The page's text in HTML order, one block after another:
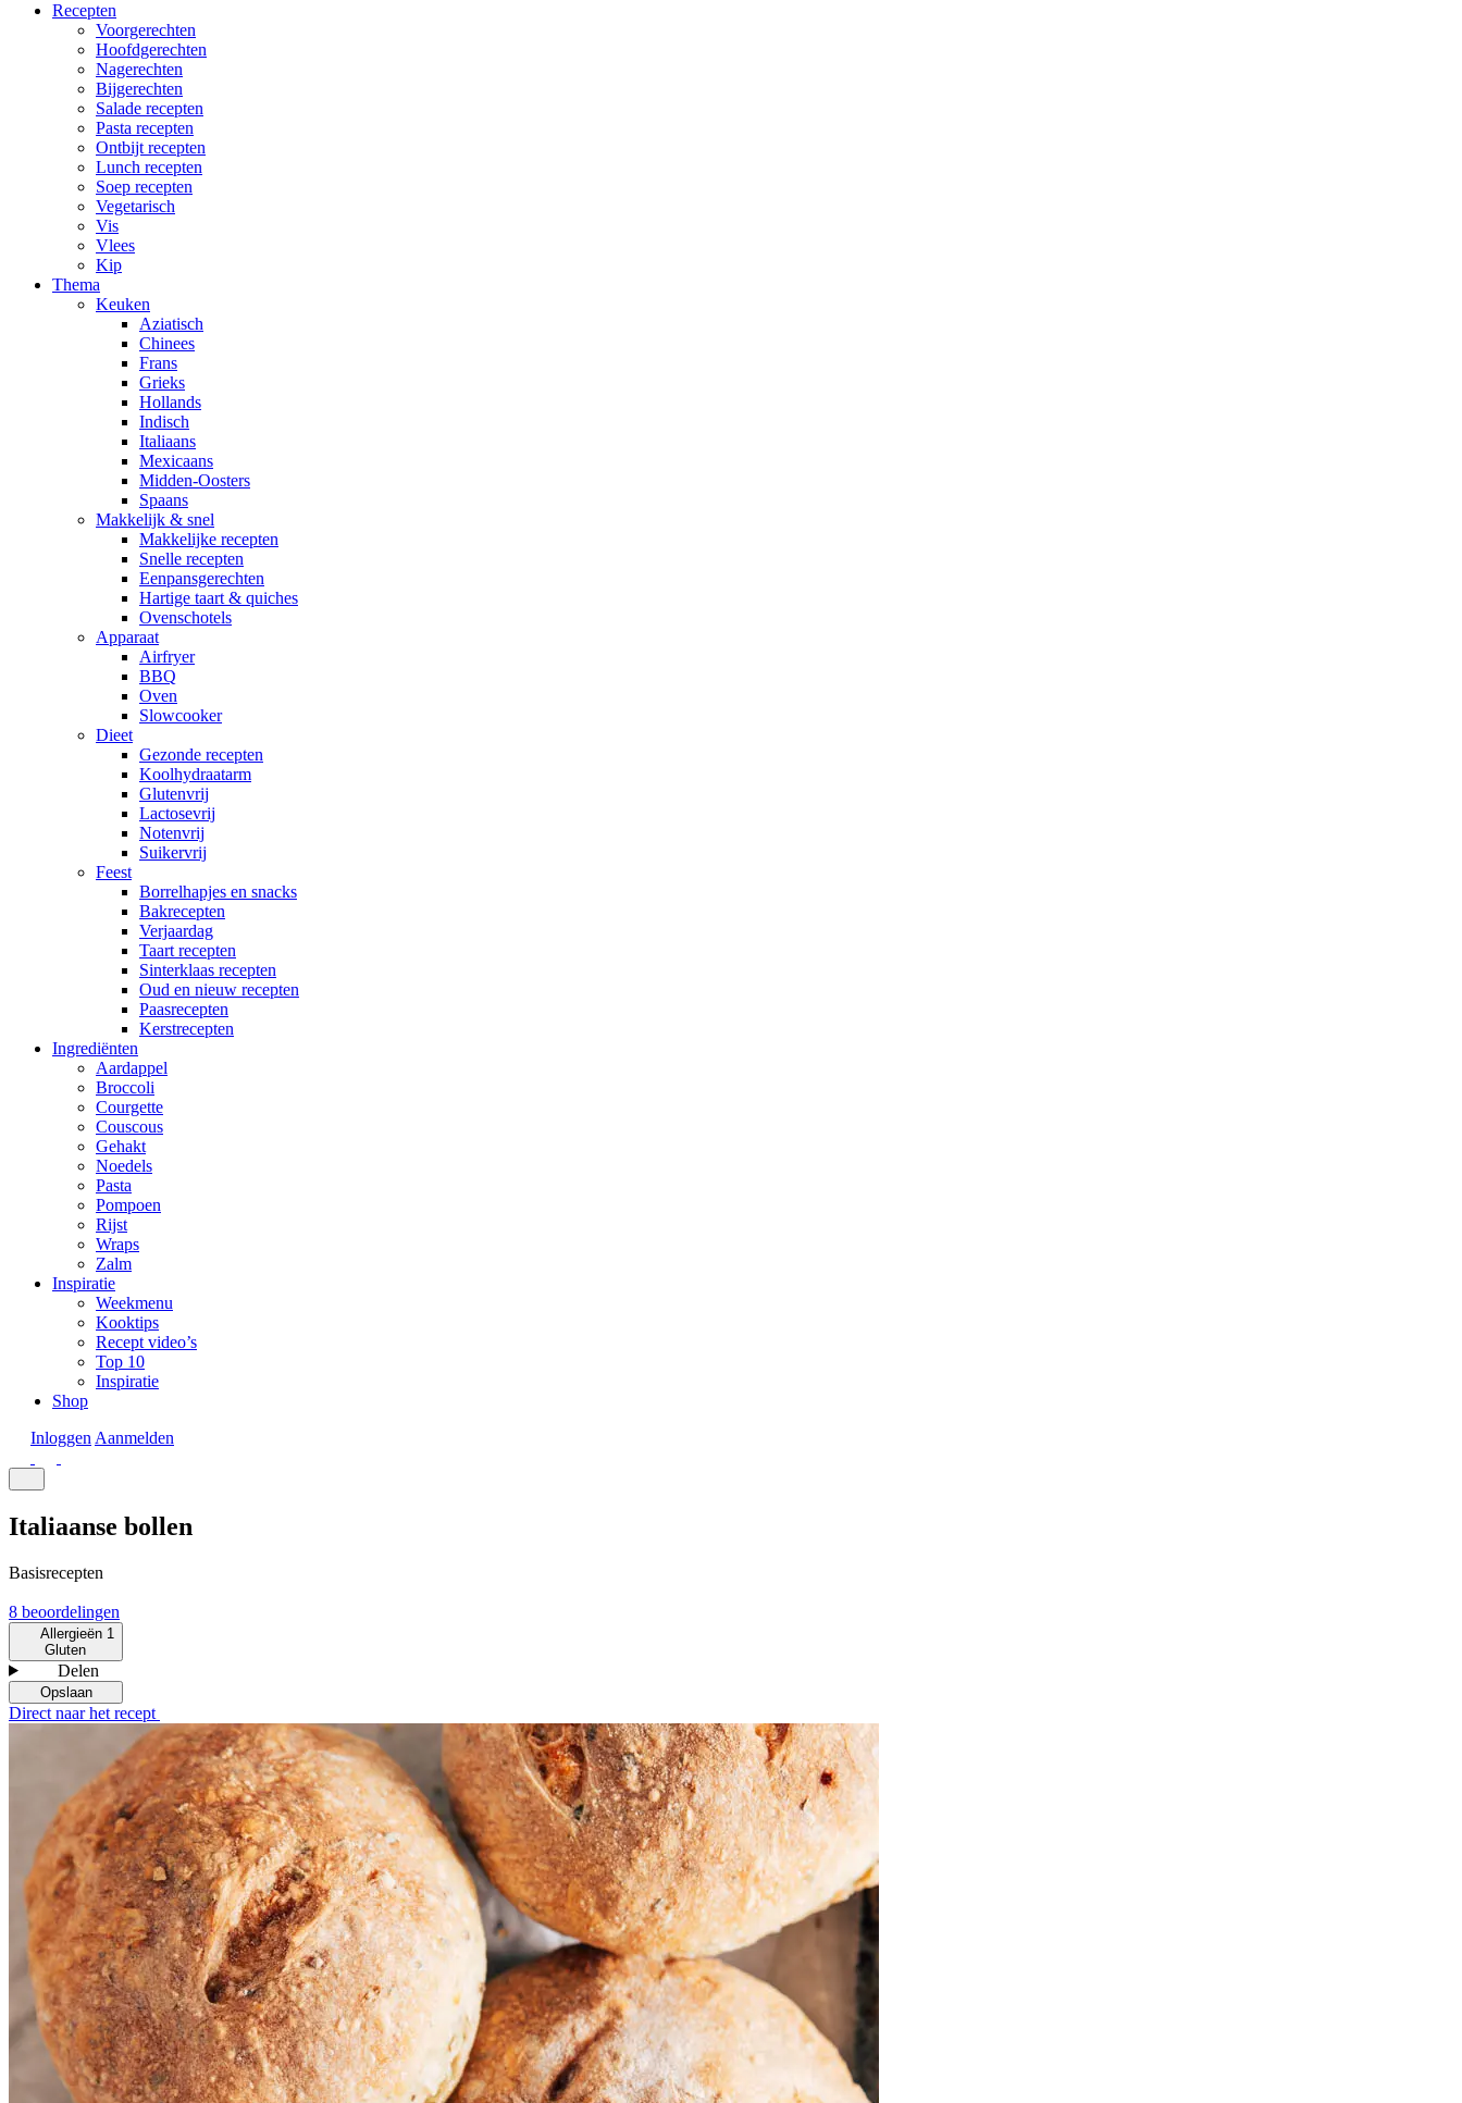
Recepten
Voorgerechten
Hoofdgerechten
Nagerechten
Bijgerechten
Salade recepten
Pasta recepten
Ontbijt recepten
Lunch recepten
Soep recepten
Vegetarisch
Vis
Vlees
Kip
Thema
Keuken
Aziatisch
Chinees
Frans
Grieks
Hollands
Indisch
Italiaans
Mexicaans
Midden-Oosters
Spaans
Makkelijk & snel
Makkelijke recepten
Snelle recepten
Eenpansgerechten
Hartige taart & quiches
Ovenschotels
Apparaat
Airfryer
BBQ
Oven
Slowcooker
Dieet
Gezonde recepten
Koolhydraatarm
Glutenvrij
Lactosevrij
Notenvrij
Suikervrij
Feest
Borrelhapjes en snacks
Bakrecepten
Verjaardag
Taart recepten
Sinterklaas recepten
Oud en nieuw recepten
Paasrecepten
Kerstrecepten
Ingrediënten
Aardappel
Broccoli
Courgette
Couscous
Gehakt
Noedels
Pasta
Pompoen
Rijst
Wraps
Zalm
Inspiratie
Weekmenu
Kooktips
Recept video’s
Top 10
Inspiratie
Shop
Inloggen Aanmelden
Italiaanse bollen
Basisrecepten
8 beoordelingen
Allergieën 1
Gluten
Delen
Opslaan
Direct naar het recept